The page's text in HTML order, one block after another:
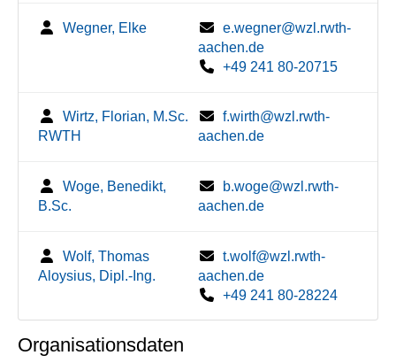
Wegner, Elke
e.wegner@wzl.rwth-
aachen.de
+49 241 80-20715
Wirtz, Florian, M.Sc.
RWTH
f.wirth@wzl.rwth-
aachen.de
Woge, Benedikt,
B.Sc.
b.woge@wzl.rwth-
aachen.de
Wolf, Thomas
Aloysius, Dipl.-Ing.
t.wolf@wzl.rwth-
aachen.de
+49 241 80-28224
Organisationsdaten